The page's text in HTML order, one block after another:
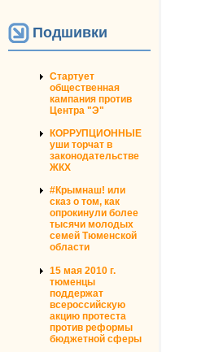
Подшивки
Стартует
общественная
кампания против
Центра "Э"
КОРРУПЦИОННЫЕ
уши торчат в
законодательстве
ЖКХ
#Крымнаш! или
сказ о том, как
опрокинули более
тысячи молодых
семей Тюменской
области
15 мая 2010 г.
тюменцы
поддержат
всероссийскую
акцию протеста
против реформы
бюджетной сферы